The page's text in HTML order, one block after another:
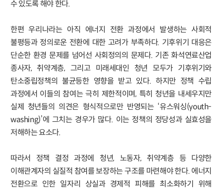
수 있도록 해야 한다.
한편 우리나라는 아직 에너지 전환 과정에서 발생하는 사회적
불평등과 정의로운 전환에 대한 고려가 부족하다. 기후위기 대응은
단순한 환경 문제를 넘어선 사회정의의 문제다. 기존 화석연료산업
종사자, 취약계층, 그리고 미래세대인 청년 모두가 기후위기와
탄소중립정책의 불균등한 영향을 받고 있다. 하지만 정책 수립
과정에서 이들의 참여는 극히 제한적이며, 특히 청년을 내세우지만
실제 청년들의 의견은 형식적으로만 반영되는 ‘유스워싱(youth-
washing)’에 그치는 경우가 많다. 이는 정책의 정당성과 실효성을
저해하는 요소다.
따라서 정책 결정 과정에 청년, 노동자, 취약계층 등 다양한
이해관계자의 실질적 참여를 보장하는 구조를 마련해야 한다. 에너지
전환으로 인한 일자리 상실과 경제적 피해를 최소화하기 위해